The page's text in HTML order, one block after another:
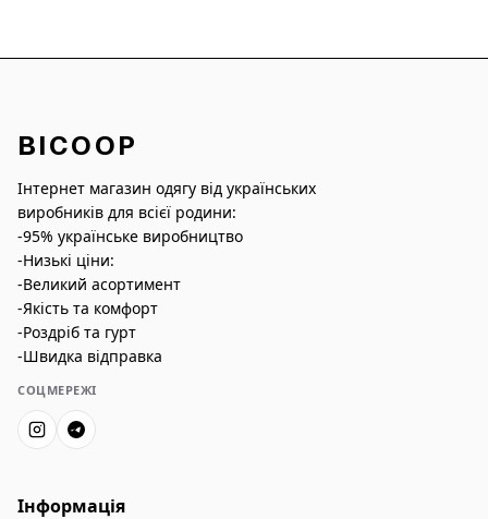
BICOOP
Інтернет магазин одягу від українських
виробників для всієї родини:
-95% українське виробництво
-Низькі ціни:
-Великий асортимент
-Якість та комфорт
-Роздріб та гурт
-Швидка відправка
СОЦМЕРЕЖІ
Інформація